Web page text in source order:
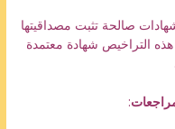
صالحة تثبت مصداقيتها
هذه التراخيص شهادة معتمدة
: